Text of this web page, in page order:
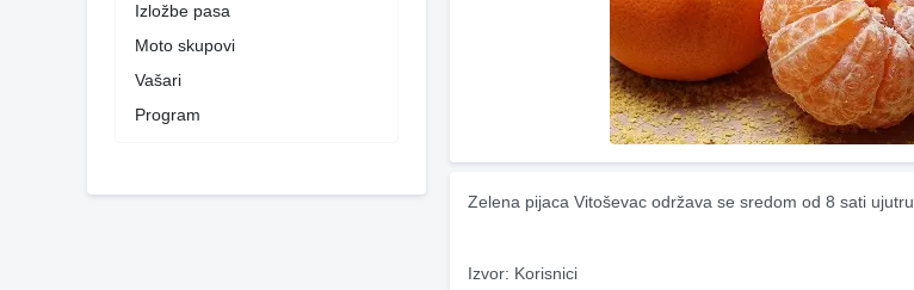
Izložbe pasa
Moto skupovi
Vašari
Program
Zelena pijaca Vitoševac održava se sredom od 8 sati ujutru.
Izvor: Korisnici